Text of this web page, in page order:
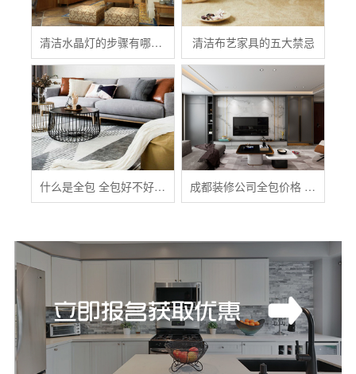
清洁水晶灯的步骤有哪些？ 清洁布艺家具的五大禁忌
什么是全包 全包好不好 全包装修注意事项有哪些 成都装修公司全包价格 成都全包装修多少钱一平